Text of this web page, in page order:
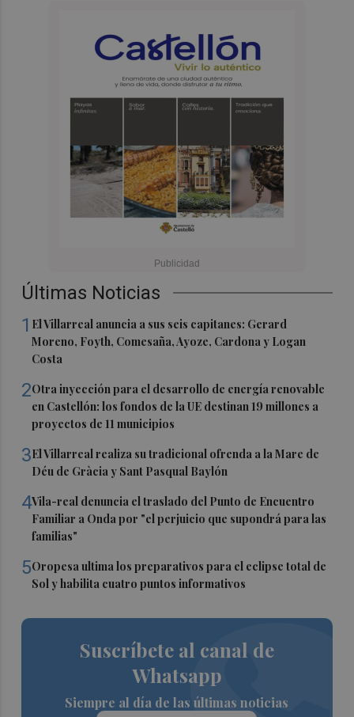
Últimas Noticias
1 El Villarreal anuncia a sus seis capitanes: Gerard
Moreno, Foyth, Comesaña, Ayoze, Cardona y Logan
Costa
2Otra inyección para el desarrollo de energía renovable
en Castellón: los fondos de la UE destinan 19 millones a
proyectos de 11 municipios
3El Villarreal realiza su tradicional ofrenda a la Mare de
Déu de Gràcia y Sant Pasqual Baylón
4Vila-real denuncia el traslado del Punto de Encuentro
Familiar a Onda por "el perjuicio que supondrá para las
familias"
5Oropesa ultima los preparativos para el eclipse total de
Sol y habilita cuatro puntos informativos
Suscríbete al canal de
Whatsapp
Siempre al día de las últimas noticias